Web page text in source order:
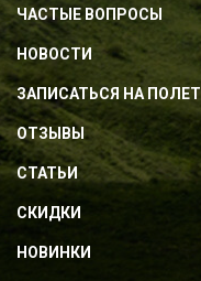
ЧАСТЫЕ ВОПРОСЫ
НОВОСТИ
ЗАПИСАТЬСЯ НА ПОЛЕТ
ОТЗЫВЫ
СТАТЬИ
СКИДКИ
НОВИНКИ